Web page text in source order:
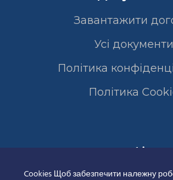
Завантажити
Усі документи
Політика
Полiтика
Сертифікати
Cookies Щоб забезпечити належну